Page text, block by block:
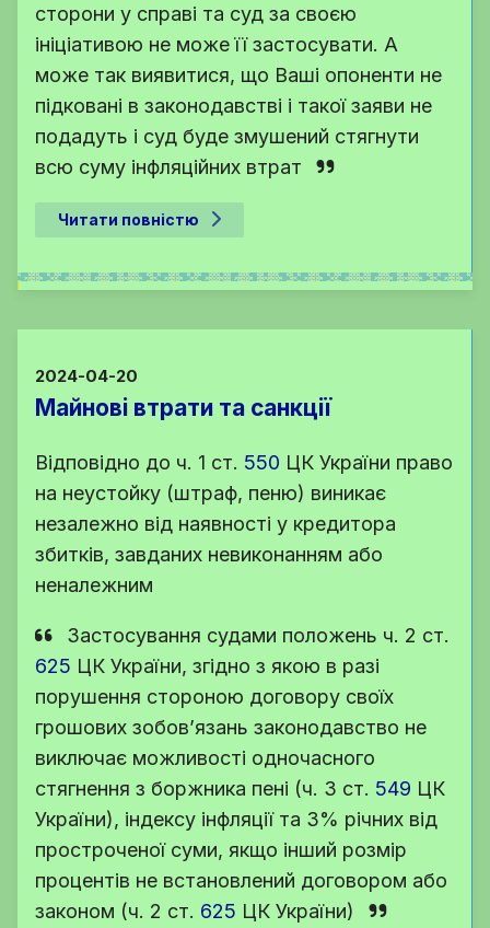
сторони у справі та суд за своєю
ініціативою не може її застосувати. А
може так виявитися, що Ваші опоненти не
підковані в законодавстві і такої заяви не
подадуть і суд буде змушений стягнути
всю суму інфляційних втрат
Читати повністю
2024-04-20
Майнові втрати та санкції
Відповідно до ч. 1 ст. 550 ЦК України право
на неустойку (штраф, пеню) виникає
незалежно від наявності у кредитора
збитків, завданих невиконанням або
неналежним
Застосування судами положень ч. 2 ст.
625 ЦК України, згідно з якою в разі
порушення стороною договору своїх
грошових зобов’язань законодавство не
виключає можливості одночасного
стягнення з боржника пені (ч. 3 ст. 549 ЦК
України), індексу інфляції та 3% річних від
простроченої суми, якщо інший розмір
процентів не встановлений договором або
законом (ч. 2 ст. 625 ЦК України)